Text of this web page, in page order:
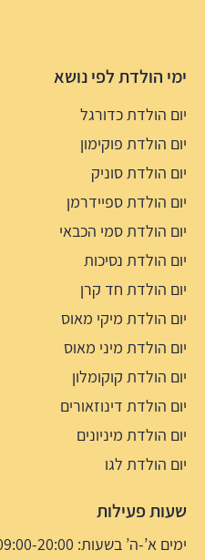
ימי הולדת לפי נושא
יום הולדת כדורגל
יום הולדת פוקימון
יום הולדת סוניק
יום הולדת ספיידרמן
יום הולדת סמי הכבאי
יום הולדת נסיכות
יום הולדת חד קרן
יום הולדת מיקי מאוס
יום הולדת מיני מאוס
יום הולדת קוקומלון
יום הולדת דינוזאורים
יום הולדת מיניונים
יום הולדת לגו
שעות פעילות
ימים א’-ה’ בשעות: 09:00-20:00